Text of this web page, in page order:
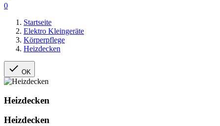
0
Startseite
Elektro Kleingeräte
Körperpflege
Heizdecken
 OK
Heizdecken
Heizdecken